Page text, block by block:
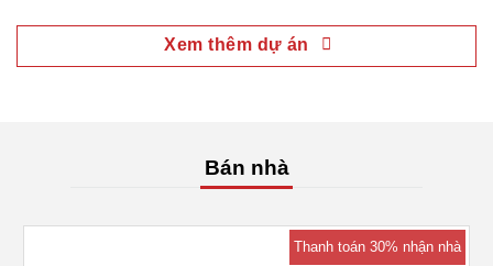
Xem thêm dự án
Bán nhà
Thanh toán 30% nhận nhà